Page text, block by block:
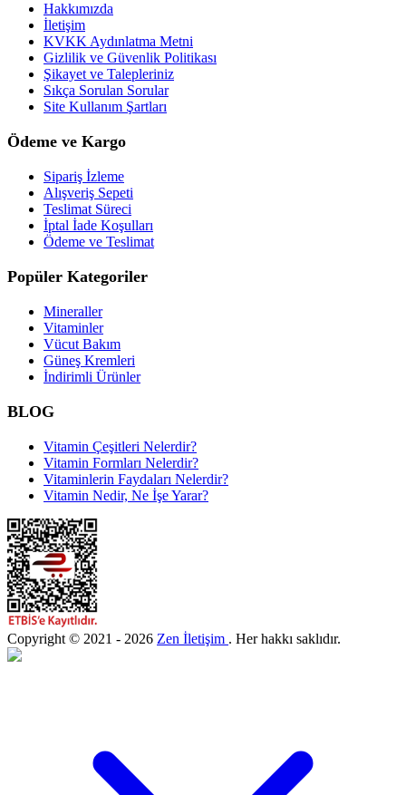
Hakkımızda
İletişim
KVKK Aydınlatma Metni
Gizlilik ve Güvenlik Politikası
Şikayet ve Talepleriniz
Sıkça Sorulan Sorular
Site Kullanım Şartları
Ödeme ve Kargo
Sipariş İzleme
Alışveriş Sepeti
Teslimat Süreci
İptal İade Koşulları
Ödeme ve Teslimat
Popüler Kategoriler
Mineraller
Vitaminler
Vücut Bakım
Güneş Kremleri
İndirimli Ürünler
BLOG
Vitamin Çeşitleri Nelerdir?
Vitamin Formları Nelerdir?
Vitaminlerin Faydaları Nelerdir?
Vitamin Nedir, Ne İşe Yarar?
Copyright © 2021 - 2026 Zen İletişim . Her hakkı saklıdır.